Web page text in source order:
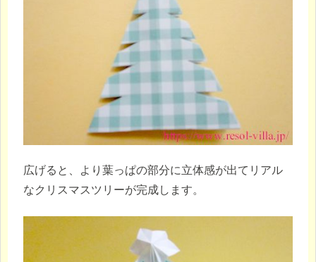
広げると、より葉っぱの部分に立体感が出てリアル
なクリスマスツリーが完成します。